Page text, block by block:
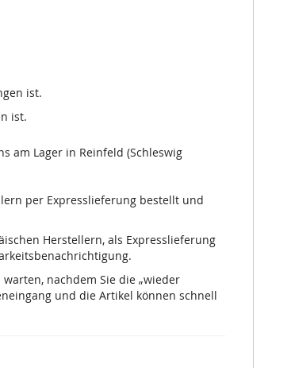
ist.
ist.
am Lager in Reinfeld (Schleswig
per Expresslieferung bestellt und
Herstellern, als Expresslieferung
nachdem Sie die „wieder
und die Artikel können schnell